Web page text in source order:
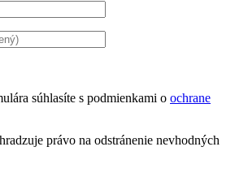
súhlasíte s podmienkami o ochrane
právo na odstránenie nevhodných